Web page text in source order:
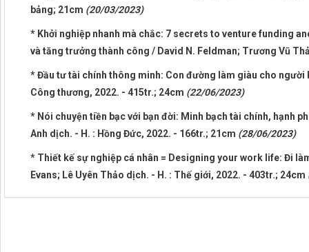
bảng; 21cm (20/03/2023)
* Khởi nghiệp nhanh mà chắc: 7 secrets to venture funding
và tăng trưởng thành công / David N. Feldman; Trương Vũ
* Đầu tư tài chính thông minh: Con đường làm giàu cho người
Công thương, 2022. - 415tr.; 24cm (22/06/2023)
* Nói chuyện tiền bạc với bạn đời: Minh bạch tài chính, hạnh
Anh dịch. - H. : Hồng Đức, 2022. - 166tr.; 21cm (28/06/2023)
* Thiết kế sự nghiệp cá nhân = Designing your work life: Đi
Evans; Lê Uyên Thảo dịch. - H. : Thế giới, 2022. - 403tr.; 24cm